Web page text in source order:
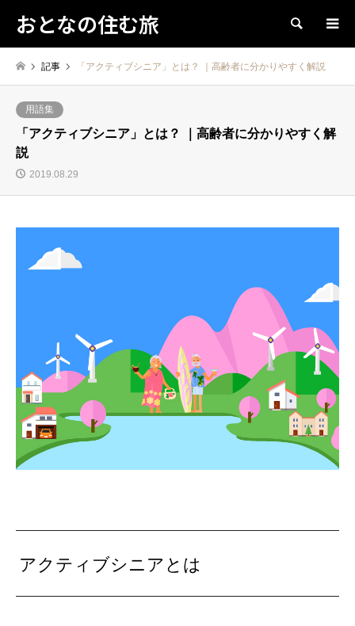
おとなの住む旅 検索
記事 「アクティブシニア」とは？ ｜高齢者に分かりやすく解説
用語集
「アクティブシニア」とは？ ｜高齢者に分かりやすく解
説
2019.08.29
アクティブシニアとは